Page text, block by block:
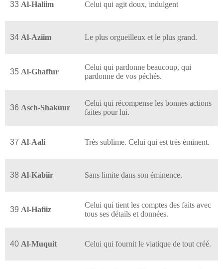
33 Al-Haliim Celui qui agit doux, indulgent
34 Al-Aziim Le plus orgueilleux et le plus grand.
35 Al-Ghaffur
Celui qui pardonne beaucoup, qui
pardonne de vos péchés.
36 Asch-Shakuur
Celui qui récompense les bonnes actions
faites pour lui.
37 Al-Aali Très sublime. Celui qui est très éminent.
38 Al-Kabiir Sans limite dans son éminence.
39 Al-Hafiiz
Celui qui tient les comptes des faits avec
tous ses détails et données.
40 Al-Muquit Celui qui fournit le viatique de tout créé.